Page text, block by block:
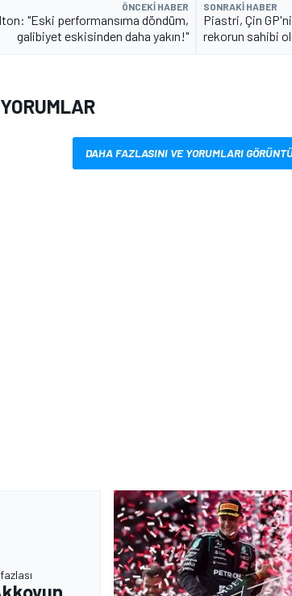
ÖNCEKI HABER
"Eski performansıma döndüm,
galibiyet eskisinden daha yakın!"
SONRAKI HABER
Piastri, Çin
rekorun sahibi
DAHA FAZLASINI VE YORUMLARI